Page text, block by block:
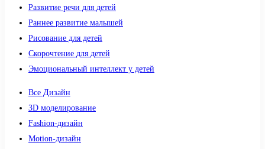
Развитие речи для детей
Раннее развитие малышей
Рисование для детей
Скорочтение для детей
Эмоциональный интеллект у детей
Все Дизайн
3D моделирование
Fashion-дизайн
Motion-дизайн